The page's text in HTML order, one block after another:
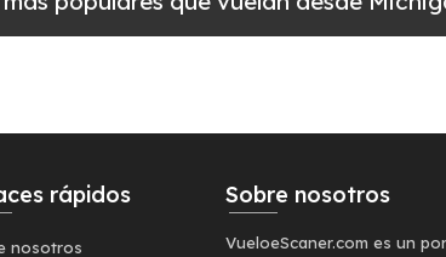
rápidos
nosotros
Sobre nosotros
VueloeScaner.com es un